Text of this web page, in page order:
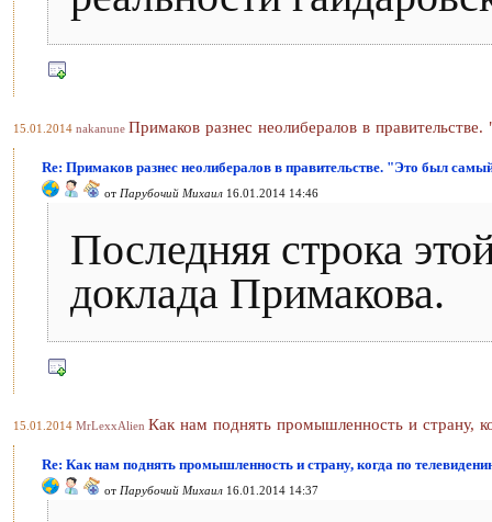
15.01.2014 nakanune Примаков разнес неолибералов в
Re: Примаков разнес неолибералов в правительстве. "Это был
от Парубочий Михаил 16.01.2014 14:46
Последняя строка
доклада Примакова.
15.01.2014 MrLexxAlien Как нам поднять промышленность и страну,
Re: Как нам поднять промышленность и страну, когда по
от Парубочий Михаил 16.01.2014 14:37